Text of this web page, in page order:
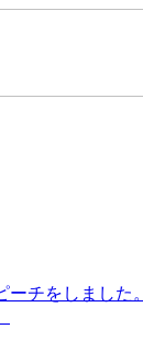
チをしました。